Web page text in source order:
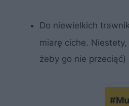
Do niewielkich
miarę ciche.
żeby go nie